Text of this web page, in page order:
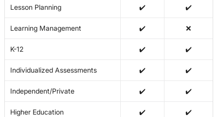
Lesson Planning ✔️ ✔️
Learning Management ✔️ ❌
K-12 ✔️ ✔️
Individualized Assessments ✔️ ✔️
Independent/Private ✔️ ✔️
Higher Education ✔️ ✔️